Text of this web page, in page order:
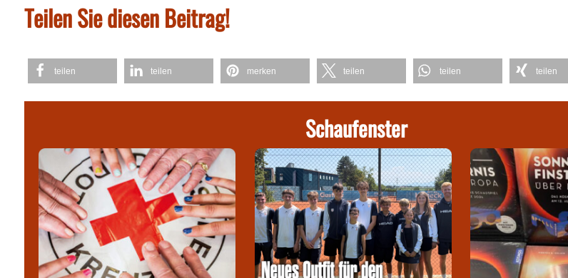
Teilen Sie diesen Beitrag!
teilen teilen merken teilen teilen teilen
Schaufenster